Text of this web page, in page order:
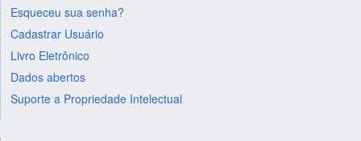
Esqueceu sua senha?
Cadastrar Usuário
Livro Eletrônico
Dados abertos
Suporte a Propriedade Intelectual